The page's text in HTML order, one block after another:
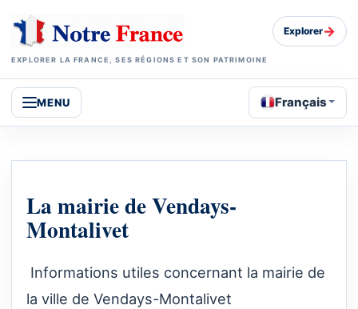
EXPLORER LA FRANCE, SES RÉGIONS ET SON PATRIMOINE
Explorer→
MENU Français
La mairie de Vendays-
Montalivet
Informations utiles concernant la mairie de
la ville de Vendays-Montalivet